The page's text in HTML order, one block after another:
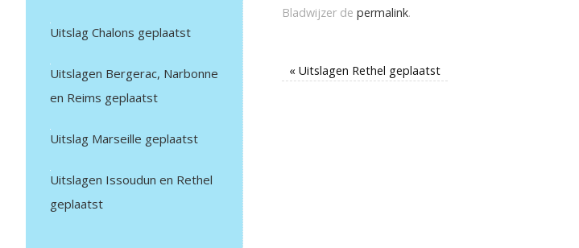
Bladwijzer de permalink.
« Uitslagen Rethel geplaatst
Uitslag Chalons geplaatst
Uitslagen Bergerac, Narbonne
en Reims geplaatst
Uitslag Marseille geplaatst
Uitslagen Issoudun en Rethel
geplaatst